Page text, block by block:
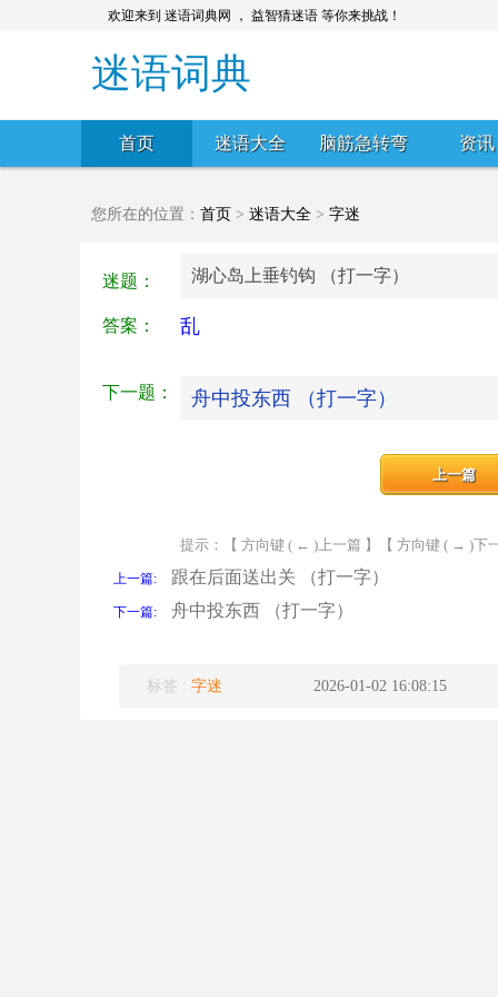
欢迎来到 迷语词典网 ， 益智猜迷语 等你来挑战！
迷语词典
首页 迷语大全 脑筋急转弯 资讯
您所在的位置： 首页 > 迷语大全 > 字迷
迷题： 湖心岛上垂钓钩 （打一字）
答案： 乱
下一题： 舟中投东西 （打一字）
提示：【 方向键 ( ← )上一篇 】【 方向键 ( → )下
上一篇: 跟在后面送出关 （打一字）
上一篇
下一篇: 舟中投东西 （打一字）
标签 :字迷 2026-01-02 16:08:15